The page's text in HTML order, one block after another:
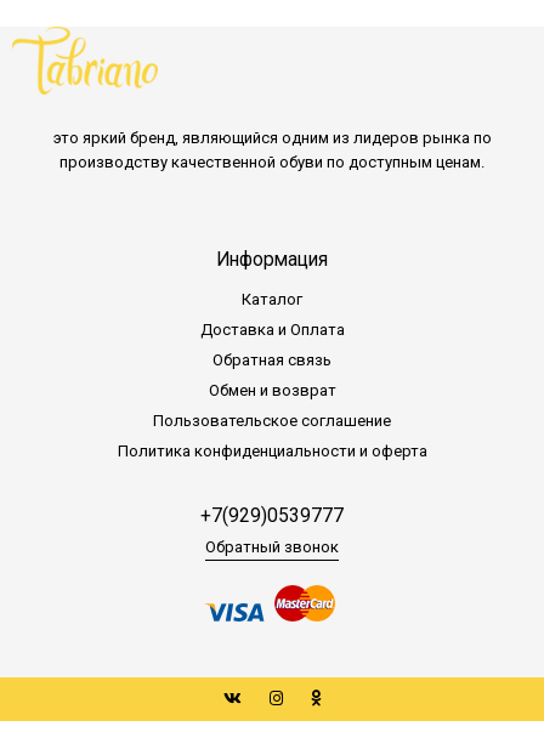
это яркий бренд, являющийся одним из лидеров рынка по
производству качественной обуви по доступным ценам.
Информация
Каталог
Доставка и Оплата
Обратная связь
Обмен и возврат
Пользовательское соглашение
Политика конфиденциальности и оферта
+7(929)0539777
Обратный звонок